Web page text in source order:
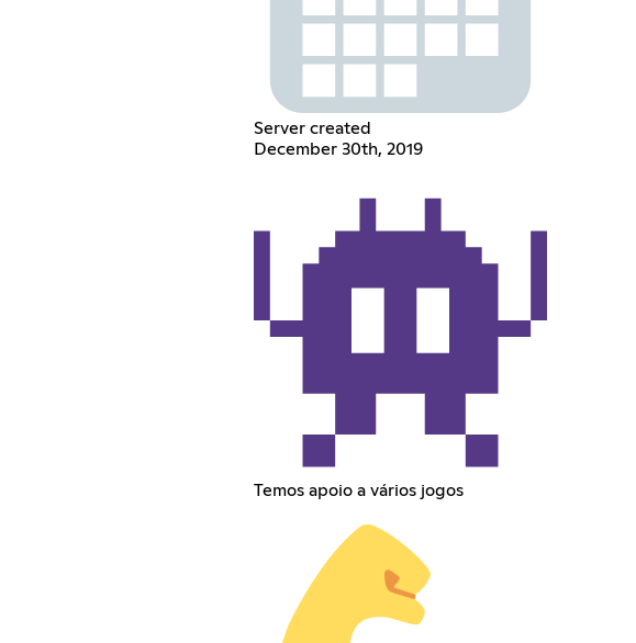
Server created
December 30th, 2019
Temos apoio a vários jogos